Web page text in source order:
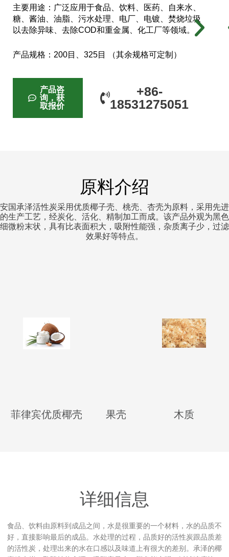
主要用途：广泛应用于食品、饮料、医药、自来水、
糖、酱油、油脂、污水处理、电厂、电镀、焚烧垃圾
以去除异味、去除COD和重金属、化工厂等领域。
产品规格：200目、325目 （其余规格可定制）
产品咨
询，获
取报价
+86-
18531275051
原料介绍
安国承泽活性炭采用优质椰子壳、桃壳、杏壳为原料，采用先进
的生产工艺，经炭化、活化、精制加工而成。该产品外观为黑色
细微粉末状，具有比表面积大，吸附性能强，杂质离子少，过滤
效果好等特点。
菲律宾优质椰壳 果壳 木质
详细信息
食品、饮料由原料到成品之间，水是很重要的一个材料，水的品质不
好，直接影响最后的成品。水处理的过程，品质好的活性炭跟品质差
的活性炭，处理出来的水在口感以及味道上有很大的差别。承泽的椰